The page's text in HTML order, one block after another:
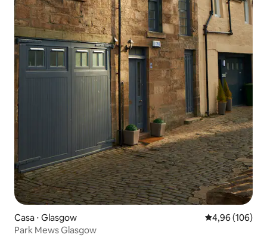
Casa ⋅ Glasgow 4,96 de uma
4,96 (106)
Park Mews Glasgow